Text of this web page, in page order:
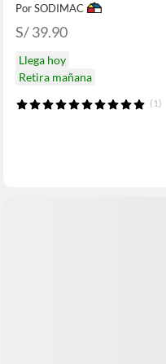
Por SODIMAC
S/ 39.90
Llega hoy
Retira mañana
(1)